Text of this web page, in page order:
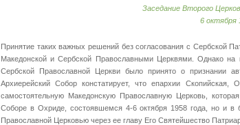
Заседание Второго
6 октября
Принятие таких важных решений без согласования с Сербской
Македонской и Сербской Православными Церквями. Однако
Сербской Православной Церкви было принято о признании
Архиерейский Собор констатирует, что епархии Скопийская,
самостоятельную Македонскую Православную Церковь,
Соборе в Охриде, состоявшемся 4-6 октября 1958 года, но и в
Православной Церковью через ее главу Его Святейшество